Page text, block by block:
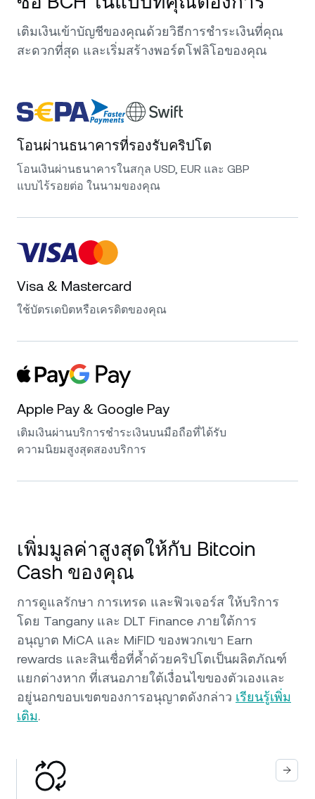
เติมเงินเข้าบัญชีของคุณด้วยวิธีการชำระเงินที่คุณ
สะดวกที่สุด และเริ่มสร้างพอร์ตโฟลิโอของคุณ
โอนผ่านธนาคารที่รองรับคริปโต
โอนเงินผ่านธนาคารในสกุล USD, EUR และ GBP
แบบไร้รอยต่อ ในนามของคุณ
Visa & Mastercard
ใช้บัตรเดบิตหรือเครดิตของคุณ
Apple Pay & Google Pay
เติมเงินผ่านบริการชำระเงินบนมือถือที่ได้รับ
ความนิยมสูงสุดสองบริการ
เพิ่มมูลค่าสูงสุดให้กับ Bitcoin
Cash ของคุณ
การดูแลรักษา การเทรด และฟิวเจอร์ส ให้บริการ
โดย Tangany และ DLT Finance ภายใต้การ
อนุญาต MiCA และ MiFID ของพวกเขา Earn
rewards และสินเชื่อที่ค้ำด้วยคริปโตเป็นผลิตภัณฑ์
แยกต่างหาก ที่เสนอภายใต้เงื่อนไขของตัวเองและ
อยู่นอกขอบเขตของการอนุญาตดังกล่าว เรียนรู้เพิ่ม
เติม.